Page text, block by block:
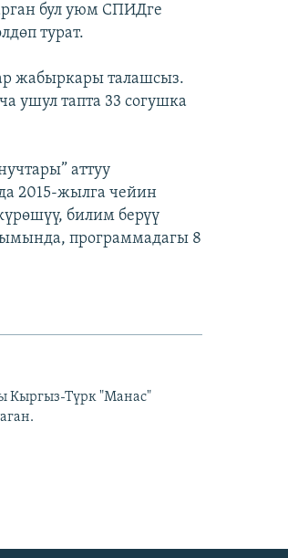
бул уюм СПИДге
турат.
жабыркары талашсыз.
ушул тапта 33 согушка
аттуу
2015-жылга чейин
билим берүү
программадагы 8
Кыргыз-Түрк "Манас"